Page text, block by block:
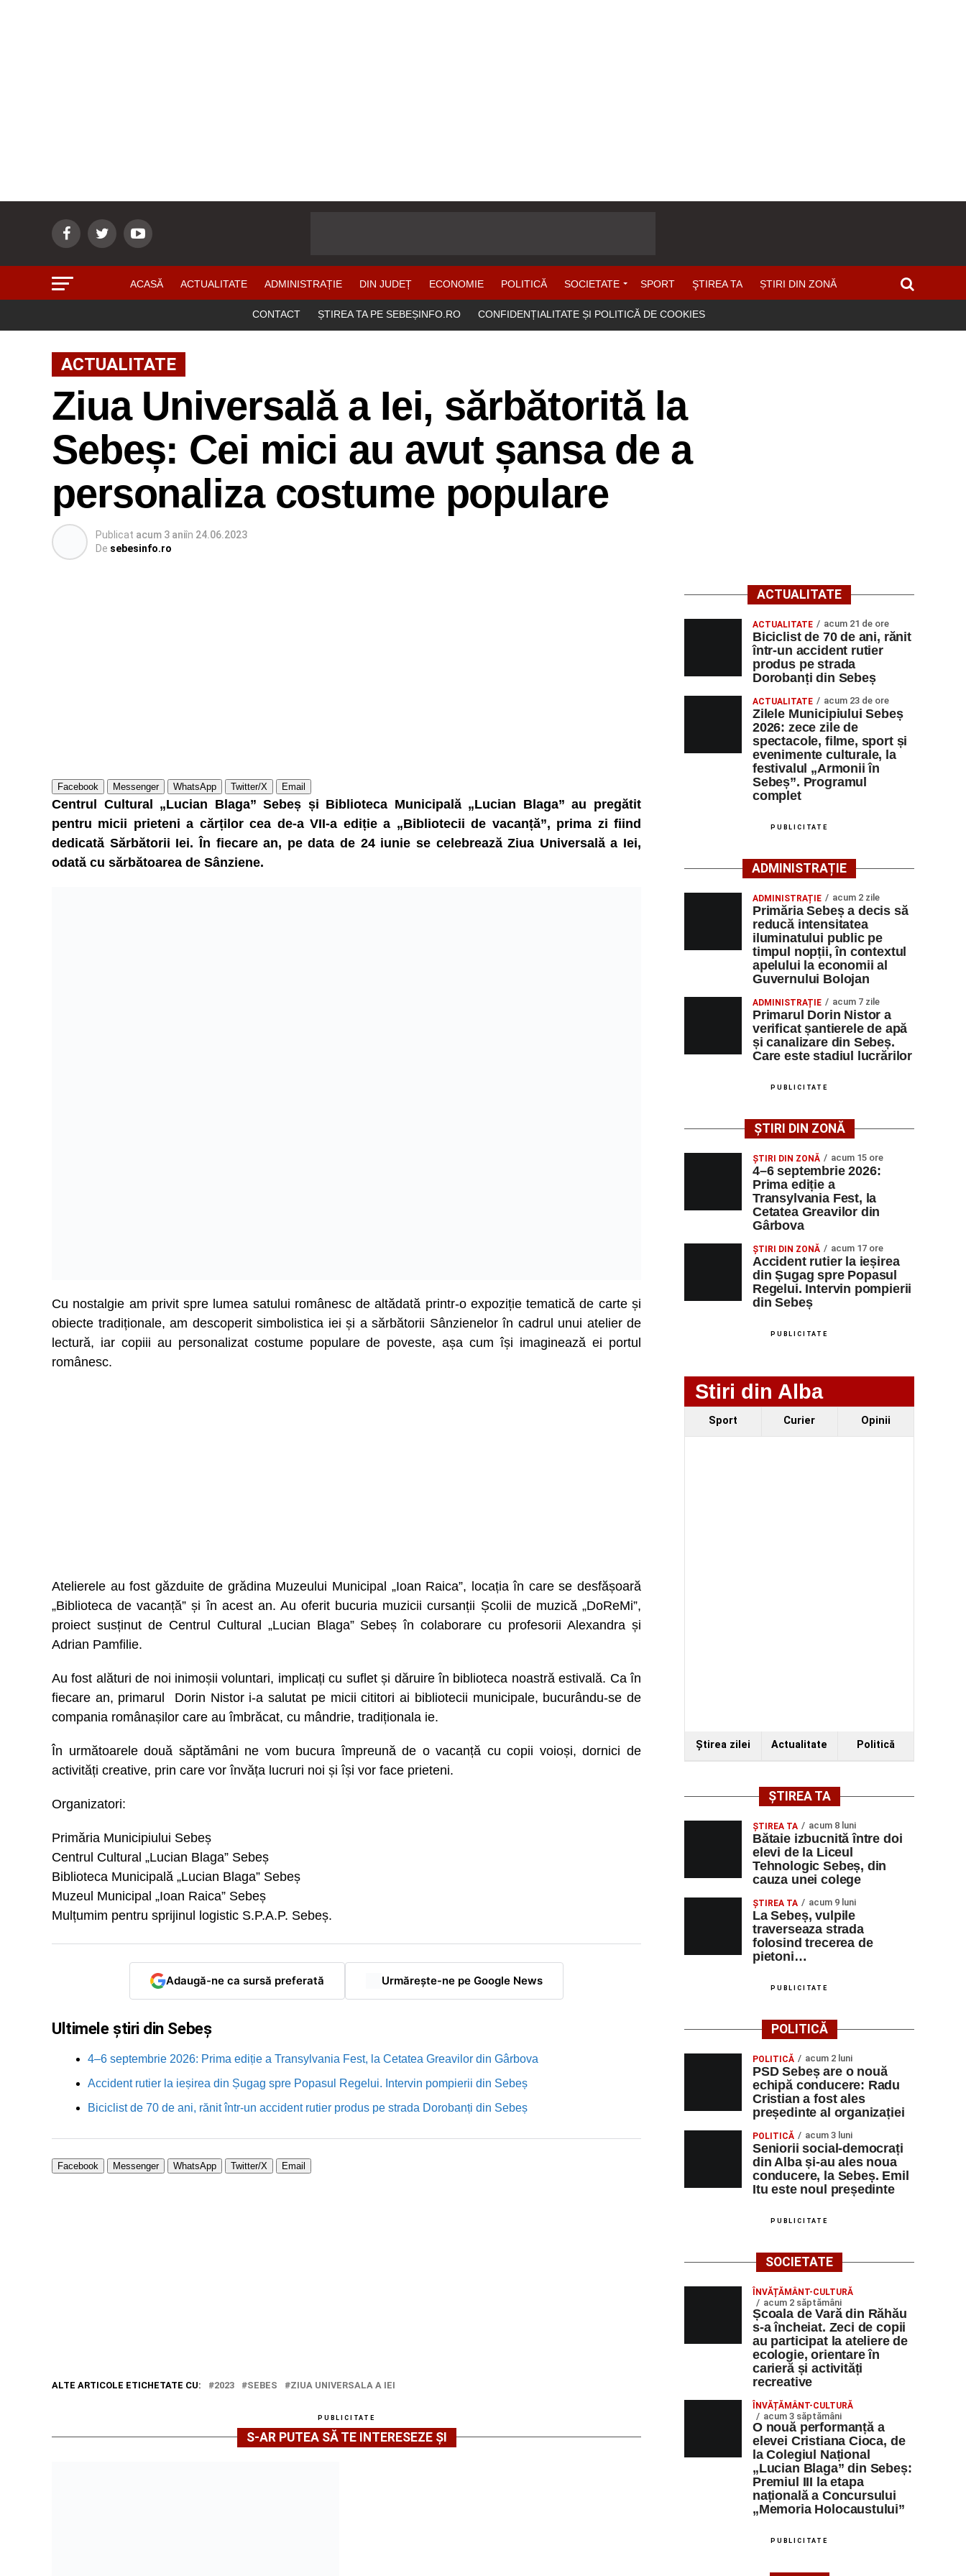
ACASĂ ACTUALITATE ADMINISTRAȚIE DIN JUDEȚ ECONOMIE POLITICĂ SOCIETATE SPORT ŞTIREA TA ȘTIRI DIN ZONĂ
CONTACT ȘTIREA TA PE SEBEȘINFO.RO CONFIDENȚIALITATE ȘI POLITICĂ DE COOKIES
ACTUALITATE
Ziua Universală a Iei, sărbătorită la
Sebeș: Cei mici au avut șansa de a
personaliza costume populare
Publicat acum 3 aniîn 24.06.2023
De sebesinfo.ro
Facebook Messenger WhatsApp Twitter/X Email
Centrul Cultural „Lucian Blaga” Sebeș și Biblioteca Municipală „Lucian Blaga” au pregătit
pentru micii prieteni a cărților cea de-a VII-a ediție a „Bibliotecii de vacanță”, prima zi fiind
dedicată Sărbătorii Iei. În fiecare an, pe data de 24 iunie se celebrează Ziua Universală a Iei,
odată cu sărbătoarea de Sânziene.
Cu nostalgie am privit spre lumea satului românesc de altădată printr-o expoziție tematică de carte și
obiecte tradiționale, am descoperit simbolistica iei și a sărbătorii Sânzienelor în cadrul unui atelier de
lectură, iar copiii au personalizat costume populare de poveste, așa cum își imaginează ei portul
românesc.
Atelierele au fost găzduite de grădina Muzeului Municipal „Ioan Raica”, locația în care se desfășoară
„Biblioteca de vacanță” și în acest an. Au oferit bucuria muzicii cursanții Școlii de muzică „DoReMi”,
proiect susținut de Centrul Cultural „Lucian Blaga” Sebeș în colaborare cu profesorii Alexandra și
Adrian Pamfilie.
Au fost alături de noi inimoșii voluntari, implicați cu suflet și dăruire în biblioteca noastră estivală. Ca în
fiecare an, primarul Dorin Nistor i-a salutat pe micii cititori ai bibliotecii municipale, bucurându-se de
compania românașilor care au îmbrăcat, cu mândrie, tradiționala ie.
În următoarele două săptămâni ne vom bucura împreună de o vacanță cu copii voioși, dornici de
activități creative, prin care vor învăța lucruri noi și își vor face prieteni.
Organizatori:
Primăria Municipiului Sebeș
Centrul Cultural „Lucian Blaga” Sebeș
Biblioteca Municipală „Lucian Blaga” Sebeș
Muzeul Municipal „Ioan Raica” Sebeș
Mulțumim pentru sprijinul logistic S.P.A.P. Sebeș.
Adaugă-ne ca sursă preferată Urmărește-ne pe Google News
Ultimele știri din Sebeș
4–6 septembrie 2026: Prima ediție a Transylvania Fest, la Cetatea Greavilor din Gârbova
Accident rutier la ieșirea din Șugag spre Popasul Regelui. Intervin pompierii din Sebeș
Biciclist de 70 de ani, rănit într-un accident rutier produs pe strada Dorobanți din Sebeș
Facebook Messenger WhatsApp Twitter/X Email
ALTE ARTICOLE ETICHETATE CU: 2023 SEBES ZIUA UNIVERSALA A IEI
PUBLICITATE
S-AR PUTEA SĂ TE INTERESEZE ȘI
ACTUALITATE
ACTUALITATE acum 21 de ore
Biciclist de 70 de ani, rănit
într-un accident rutier
produs pe strada
Dorobanți din Sebeș
ACTUALITATE acum 23 de ore
Zilele Municipiului Sebeș
2026: zece zile de
spectacole, filme, sport și
evenimente culturale, la
festivalul „Armonii în
Sebeș”. Programul
complet
PUBLICITATE
ADMINISTRAȚIE
ADMINISTRAȚIE acum 2 zile
Primăria Sebeș a decis să
reducă intensitatea
iluminatului public pe
timpul nopții, în contextul
apelului la economii al
Guvernului Bolojan
ADMINISTRAȚIE acum 7 zile
Primarul Dorin Nistor a
verificat șantierele de apă
și canalizare din Sebeș.
Care este stadiul lucrărilor
PUBLICITATE
ȘTIRI DIN ZONĂ
ȘTIRI DIN ZONĂ acum 15 ore
4–6 septembrie 2026:
Prima ediție a
Transylvania Fest, la
Cetatea Greavilor din
Gârbova
ȘTIRI DIN ZONĂ acum 17 ore
Accident rutier la ieșirea
din Șugag spre Popasul
Regelui. Intervin pompierii
din Sebeș
PUBLICITATE
Stiri din Alba
Sport Curier Opinii
Ştirea zilei Actualitate Politică
ȘTIREA TA
ŞTIREA TA acum 8 luni
Bătaie izbucnită între doi
elevi de la Liceul
Tehnologic Sebeș, din
cauza unei colege
ŞTIREA TA acum 9 luni
La Sebeș, vulpile
traverseaza strada
folosind trecerea de
pietoni…
PUBLICITATE
POLITICĂ
POLITICĂ acum 2 luni
PSD Sebeș are o nouă
echipă conducere: Radu
Cristian a fost ales
președinte al organizației
POLITICĂ acum 3 luni
Seniorii social-democrați
din Alba și-au ales noua
conducere, la Sebeș. Emil
Itu este noul președinte
PUBLICITATE
SOCIETATE
ÎNVĂȚĂMÂNT-CULTURĂ
acum 2 săptămâni
Școala de Vară din Răhău
s-a încheiat. Zeci de copii
au participat la ateliere de
ecologie, orientare în
carieră și activități
recreative
ÎNVĂȚĂMÂNT-CULTURĂ
acum 3 săptămâni
O nouă performanță a
elevei Cristiana Cioca, de
la Colegiul Național
„Lucian Blaga” din Sebeș:
Premiul III la etapa
națională a Concursului
„Memoria Holocaustului”
PUBLICITATE